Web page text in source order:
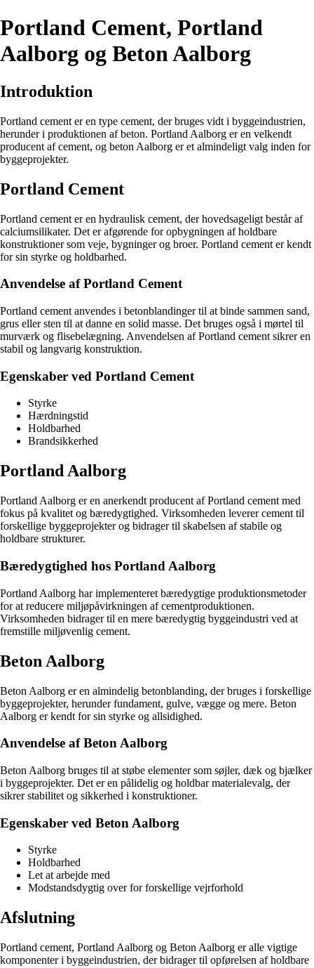
Portland Cement, Portland
Aalborg og Beton Aalborg
Introduktion
Portland cement er en type cement, der bruges vidt i byggeindustrien,
herunder i produktionen af beton. Portland Aalborg er en velkendt
producent af cement, og beton Aalborg er et almindeligt valg inden for
byggeprojekter.
Portland Cement
Portland cement er en hydraulisk cement, der hovedsageligt består af
calciumsilikater. Det er afgørende for opbygningen af holdbare
konstruktioner som veje, bygninger og broer. Portland cement er kendt
for sin styrke og holdbarhed.
Anvendelse af Portland Cement
Portland cement anvendes i betonblandinger til at binde sammen sand,
grus eller sten til at danne en solid masse. Det bruges også i mørtel til
murværk og flisebelægning. Anvendelsen af Portland cement sikrer en
stabil og langvarig konstruktion.
Egenskaber ved Portland Cement
Styrke
Hærdningstid
Holdbarhed
Brandsikkerhed
Portland Aalborg
Portland Aalborg er en anerkendt producent af Portland cement med
fokus på kvalitet og bæredygtighed. Virksomheden leverer cement til
forskellige byggeprojekter og bidrager til skabelsen af stabile og
holdbare strukturer.
Bæredygtighed hos Portland Aalborg
Portland Aalborg har implementeret bæredygtige produktionsmetoder
for at reducere miljøpåvirkningen af cementproduktionen.
Virksomheden bidrager til en mere bæredygtig byggeindustri ved at
fremstille miljøvenlig cement.
Beton Aalborg
Beton Aalborg er en almindelig betonblanding, der bruges i forskellige
byggeprojekter, herunder fundament, gulve, vægge og mere. Beton
Aalborg er kendt for sin styrke og allsidighed.
Anvendelse af Beton Aalborg
Beton Aalborg bruges til at støbe elementer som søjler, dæk og bjælker
i byggeprojekter. Det er en pålidelig og holdbar materialevalg, der
sikrer stabilitet og sikkerhed i konstruktioner.
Egenskaber ved Beton Aalborg
Styrke
Holdbarhed
Let at arbejde med
Modstandsdygtig over for forskellige vejrforhold
Afslutning
Portland cement, Portland Aalborg og Beton Aalborg er alle vigtige
komponenter i byggeindustrien, der bidrager til opførelsen af holdbare